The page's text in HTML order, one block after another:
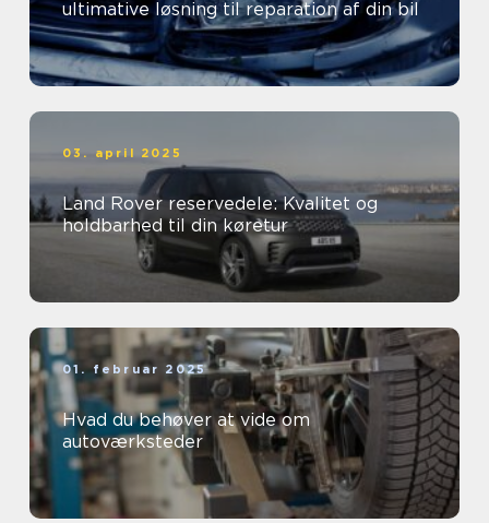
ultimative løsning til reparation af din bil
03. april 2025
Land Rover reservedele: Kvalitet og
holdbarhed til din køretur
01. februar 2025
Hvad du behøver at vide om
autoværksteder